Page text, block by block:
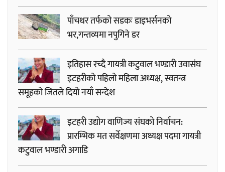
पाँचथर तर्फको सडकः डाइभर्सनको
भर,गन्तव्यमा नपुगिने डर
इतिहास रच्दै गायत्री कटुवाल भण्डारी उवासंघ
इटहरीको पहिलो महिला अध्यक्ष, स्वतन्त्र
समूहको जितले दियो नयाँ सन्देश
इटहरी उद्योग वाणिज्य संघको निर्वाचन:
प्रारम्भिक मत सर्वेक्षणमा अध्यक्ष पदमा गायत्री
कटुवाल भण्डारी अगाडि